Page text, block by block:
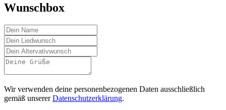
Wunschbox
Wir verwenden deine personenbezogenen Daten ausschließlich
gemäß unsererDatenschutzerklärung.